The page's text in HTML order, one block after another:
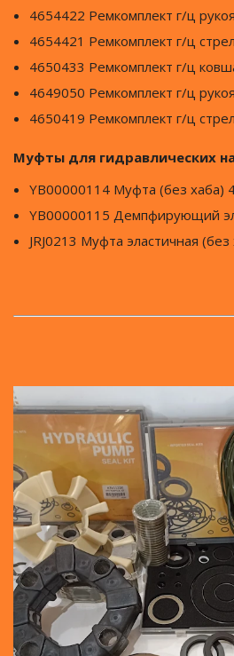
4654422 Ремкомплект г/ц
4654421 Ремкомплект г/ц
4650433 Ремкомплект г/ц
4649050 Ремкомплект г/ц
4650419 Ремкомплект г/ц
Муфты для гидравлических
YB00000114 Муфта (без хаба)
YB00000115 Демпфирующий
JRJ0213 Муфта эластичная (без